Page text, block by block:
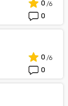
0
0
0
0